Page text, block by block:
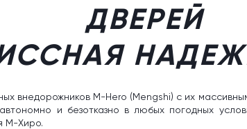
внедорожников M-Hero (Mengshi) с их
и безотказно в любых погодных
М-Хиро.